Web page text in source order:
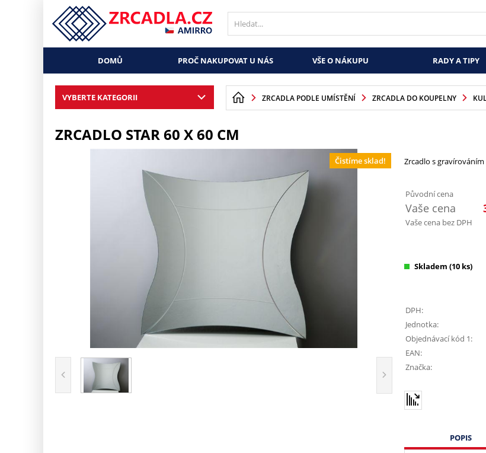
DOMŮ PROČ NAKUPOVAT U NÁS VŠE O NÁKUPU RADY A TIPY
VYBERTE KATEGORII ZRCADLA PODLE UMÍSTĚNÍ ZRCADLA DO KOUPELNY
ZRCADLO STAR 60 X 60 CM
Zrcadlo s gravírováním
Původní cena
Vaše cena
Vaše cena bez DPH
Skladem (10 ks)
DPH:
Jednotka:
Objednávací kód 1:
EAN:
Značka:
POPIS
Čistíme sklad!